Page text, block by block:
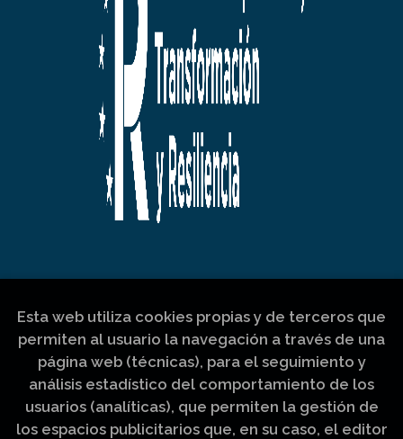
Esta web utiliza cookies propias y de terceros que
permiten al usuario la navegación a través de una
página web (técnicas), para el seguimiento y
análisis estadístico del comportamiento de los
usuarios (analíticas), que permiten la gestión de
los espacios publicitarios que, en su caso, el editor